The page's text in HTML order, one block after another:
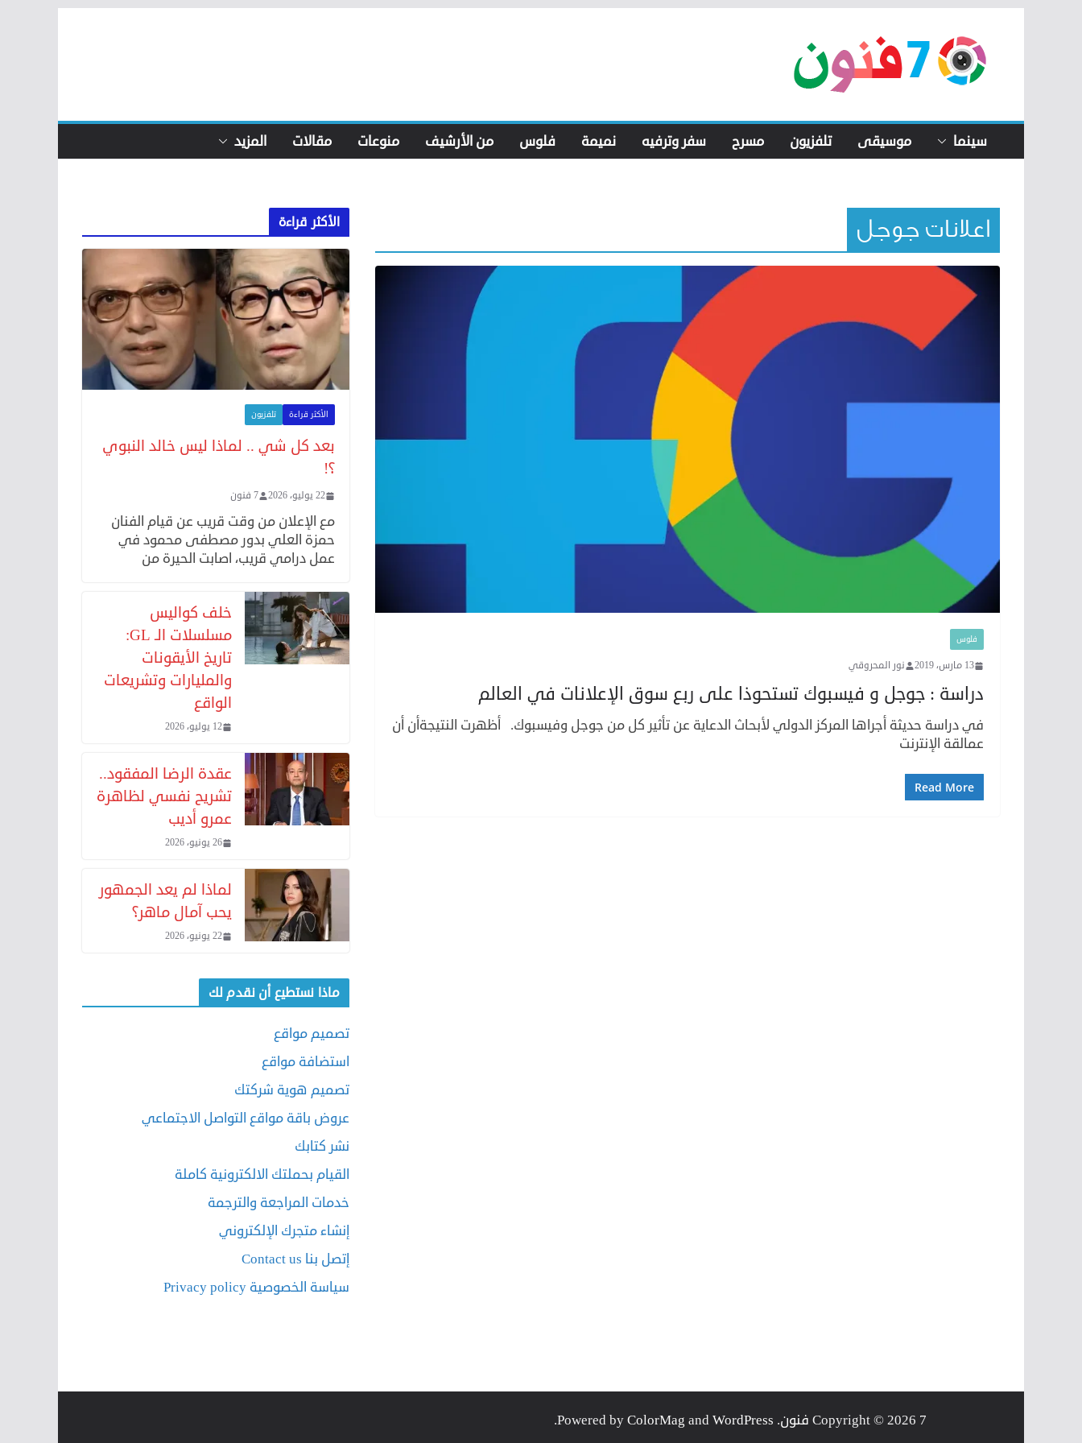
content
سينما موسيقى تلفزيون مسرح سفر وترفيه نميمة فلوس من الأرشيف منوعات مقالات المزيد
اعلانات جوجل
فلوس
13 مارس، 2019 نور المحروقي
دراسة : جوجل و فيسبوك تستحوذا على ربع سوق الإعلانات في العالم
في دراسة حديثة أجراها المركز الدولي لأبحاث الدعاية عن تأثير كل من جوجل وفيسبوك. أظهرت النتيجةأن أن
عمالقة الإنترنت
Read More
الأكثر قراءة
الأكثر قراءة تلفزيون
بعد كل شي .. لماذا ليس خالد النبوي
؟!
22 يوليو، 2026 7 فنون
مع الإعلان من وقت قريب عن قيام الفنان
حمزة العلي بدور مصطفى محمود في
عمل درامي قريب، اصابت الحيرة من
خلف كواليس
مسلسلات الـ GL:
تاريخ الأيقونات
والمليارات وتشريعات
الواقع
12 يوليو، 2026
عقدة الرضا المفقود..
تشريح نفسي لظاهرة
عمرو أديب
26 يونيو، 2026
لماذا لم يعد الجمهور
يحب آمال ماهر؟
22 يونيو، 2026
ماذا نستطيع أن نقدم لك
تصميم مواقع
استضافة مواقع
تصميم هوية شركتك
عروض باقة مواقع التواصل الاجتماعي
نشر كتابك
القيام بحملتك الالكترونية كاملة
خدمات المراجعة والترجمة
إنشاء متجرك الإلكتروني
إتصل بنا Contact us
سياسة الخصوصية Privacy policy
Copyright © 2026 7 فنون . Powered by
ColorMag andWordPress
.